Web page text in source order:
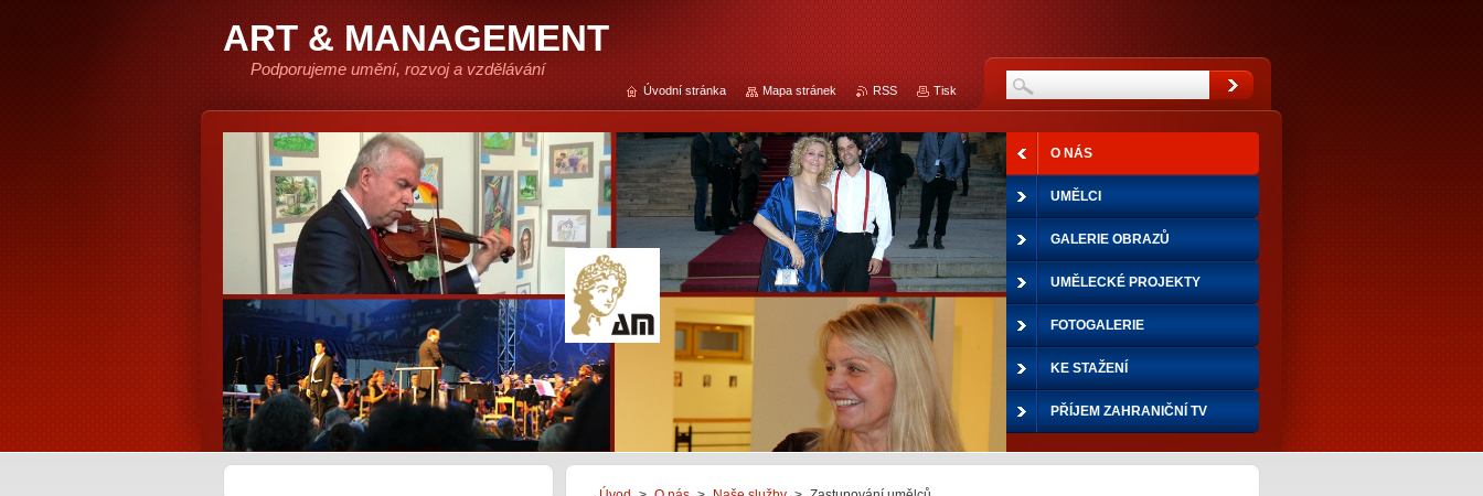
ART & MANAGEMENT
Podporujeme umění, rozvoj a vzdělávání
O NÁS
UMĚLCI
GALERIE OBRAZŮ
UMĚLECKÉ PROJEKTY
FOTOGALERIE
KE STAŽENÍ
PŘÍJEM ZAHRANIČNÍ TV
Úvodní stránka Mapa stránek RSS Tisk